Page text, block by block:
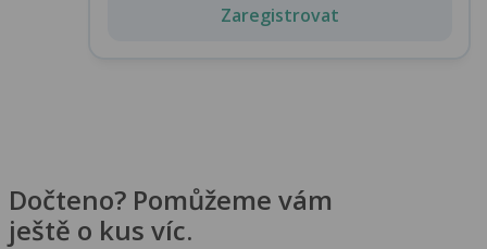
Zaregistrovat
Dočteno? Pomůžeme vám
ještě o kus víc.